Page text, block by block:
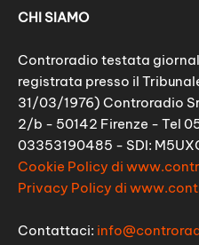
CHI SIAMO
Controradio testata
registrata presso il
31/03/1976) Controradio
2/b - 50142 Firenze - Tel
03353190485 - SDI:
Cookie Policy di
Privacy Policy di
Contattaci: